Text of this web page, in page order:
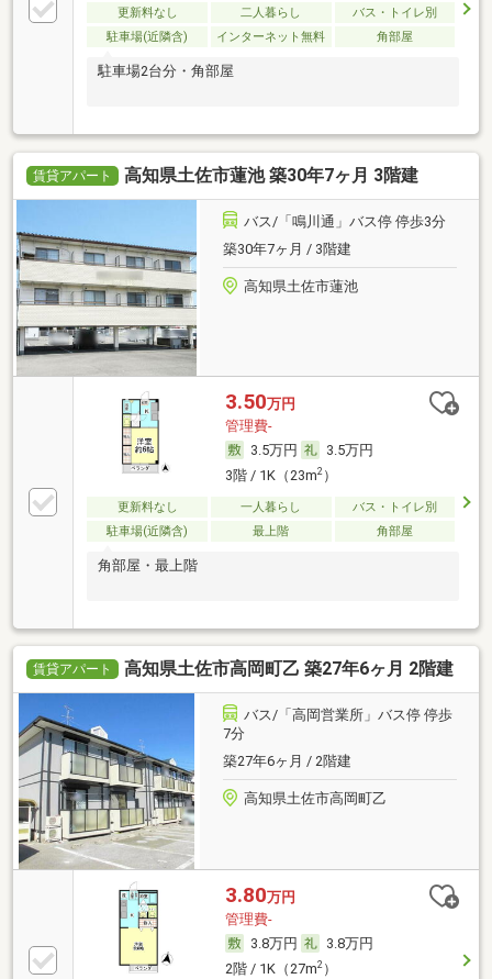
更新料なし 二人暮らし
バス・トイレ別
駐車場(近隣含)
インターネット無料 角部屋
駐車場2台分・角部屋
賃貸アパート 高知県土佐市蓮池 築30年7ヶ月 3階建
バス/「鳴川通」バス停 停歩3分
築30年7ヶ月 / 3階建
高知県土佐市蓮池
3.50万円
管理費-
3.5万円
3.5万円
3階 / 1K（23m2）
更新料なし 一人暮らし
バス・トイレ別
駐車場(近隣含)
最上階 角部屋
角部屋・最上階
賃貸アパート 高知県土佐市高岡町乙 築27年6ヶ月 2階建
バス/「高岡営業所」バス停 停歩
7分
築27年6ヶ月 / 2階建
高知県土佐市高岡町乙
3.80万円
管理費-
3.8万円
3.8万円
2階 / 1K（27m2）